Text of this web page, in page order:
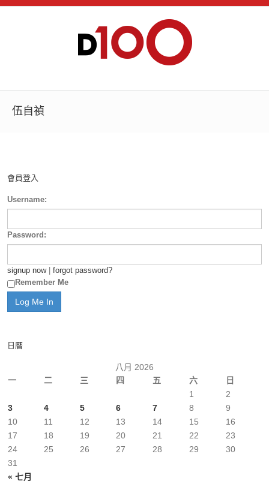
伍自禎
會員登入
Username:
Password:
signup now| forgot password?
Remember Me
日曆
八月 2026
一
二 三 四 五 六 日
« 七月
1
2
3
4 5 6 7 8
9
10
11 12 13 14 15
16
17
18 19 20 21 22
23
24
25 26 27 28 29
30
31